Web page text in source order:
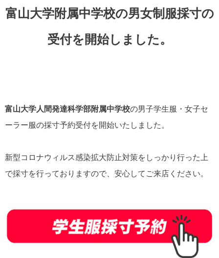
富山大学附属中学校の男女制服採寸の
受付を開始しました。
富山大学人間発達科学部附属中学校の男子学生服・女子セ
ーラー服の採寸予約受付を開始いたしました。
新型コロナウィルス感染拡大防止対策をしっかり行った上
で採寸を行っておりますので、安心してご来店ください。